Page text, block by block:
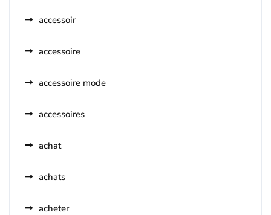
accessoir
accessoire
accessoire mode
accessoires
achat
achats
acheter